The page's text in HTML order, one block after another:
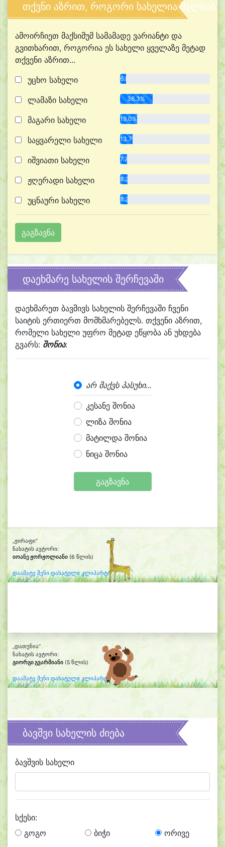
თქვნი აზრით, როგორი სახელია მალხაზ?
ამოირჩიეთ მაქსიმუმ სამამადე ვარიანტი და
გვითხარით, როგორია ეს სახელი ყველაზე მეტად
თქვენი აზრით...
უცხო სახელი
6.5%
ლამაზი სახელი 36.3%
მაგარი სახელი 19.0%
საყვარელი სახელი 13.7%
იშვიათი სახელი 7.7%
ჟღერადი სახელი 8.3%
უცნაური სახელი 8.3%
დაეხმარე სახელის შერჩევაში
დაეხმარეთ ბავშივს სახელის შერჩევაში ჩვენი
საიტის ერთიერთ მომხმარებელს. თქვენი აზრით,
რომელი სახელი უფრო მეტად ეწყობა ან უხდება
გვარს: შონია:
არ მაქვს პასუხი...
კესანე შონია
ლიზა შონია
მატილდა შონია
ნიცა შონია
გაგზავნა
„ჟირაფი“
ნახატის ავტორი:
იოანე ჟორჟოლიანი (6 წლის)
დაამატე შენი დახატული კლიპარტი
„დათუნია“
ნახატის ავტორი:
გიორგი გვარმიანი (5 წლის)
დაამატე შენი დახატული კლიპარტი
ბავშვი სახელის ძიება
ბავშვის სახელი
სქესი:
გოგო
ბიჭი ორივე